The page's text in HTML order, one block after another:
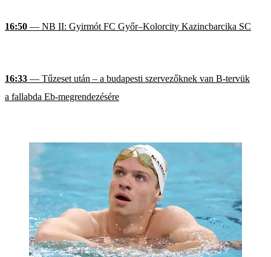
16:50 — NB II: Gyirmót FC Győr–Kolorcity Kazincbarcika SC
16:33 — Tűzeset után – a budapesti szervezőknek van B-tervük
a fallabda Eb-megrendezésére